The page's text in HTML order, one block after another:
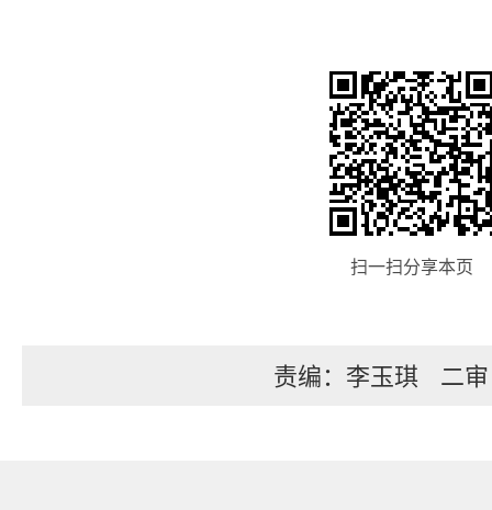
扫一扫分享本页
责编：李玉琪 二